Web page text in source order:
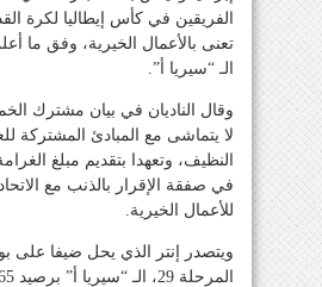
الفريقين في كأس إيطاليا لكرة
تعنى بالأعمال الخيرية، وفق ما
الـ “سيريا أ”.
وقال الناديان في بيان مشترك
لا يتماشى مع المبادئ المشتركة
النظيف، وتعهدا بتقديم مبلغ
في صفقة الإقرار بالذنب مع
للأعمال الخيرية.
ويتصدر إنتر الذي يحل ضيفا على